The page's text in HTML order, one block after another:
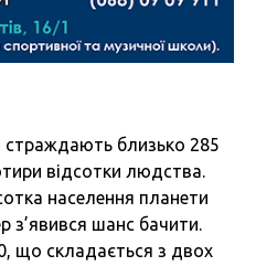
страждають близько 285
відсотки людства.
населення планети
з’явився шанс бачити.
що складається з двох